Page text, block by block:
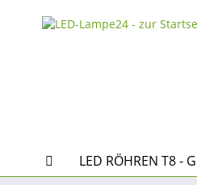
LED RÖHREN T8 -